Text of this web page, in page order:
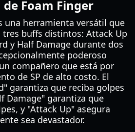
Foam Finger
una herramienta versátil que
buffs distintos: Attack Up
y Half Damage durante dos
poderoso
compañero que está por
de SP de alto costo. El
garantiza que reciba golpes
Damage" garantiza que
y "Attack Up" asegura
sea devastador.